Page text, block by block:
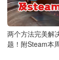
两个方法完美解
题！附Steam本